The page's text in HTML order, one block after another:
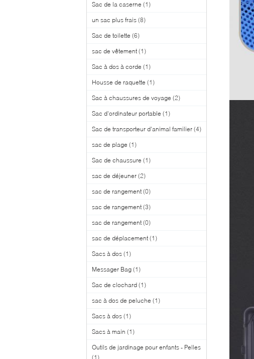
Sac de la caserne (1)
un sac plus frais (8)
Sac de toilette (6)
sac de vêtement (1)
Sac à dos à corde (1)
Housse de raquette (1)
Sac à chaussures de voyage (2)
Sac d'ordinateur portable (1)
Sac de transporteur d'animal familier (4)
sac de plage (1)
Sac de chaussure (1)
sac de déjeuner (2)
sac de rangement (0)
sac de rangement (3)
sac de rangement (0)
sac de déplacement (1)
Sacs à dos (1)
Messager Bag (1)
Sac de clochard (1)
sac à dos de peluche (1)
Sacs à dos (1)
Sacs à main (1)
Outils de jardinage pour enfants - Pelles
(1)